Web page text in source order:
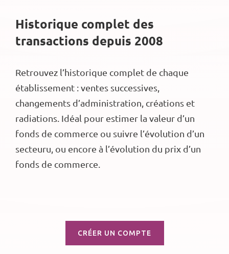
Historique complet des
transactions depuis 2008
Retrouvez l’historique complet de chaque
établissement : ventes successives,
changements d’administration, créations et
radiations. Idéal pour estimer la valeur d’un
fonds de commerce ou suivre l’évolution d’un
secteuru, ou encore à l’évolution du prix d’un
fonds de commerce.
CRÉER UN COMPTE